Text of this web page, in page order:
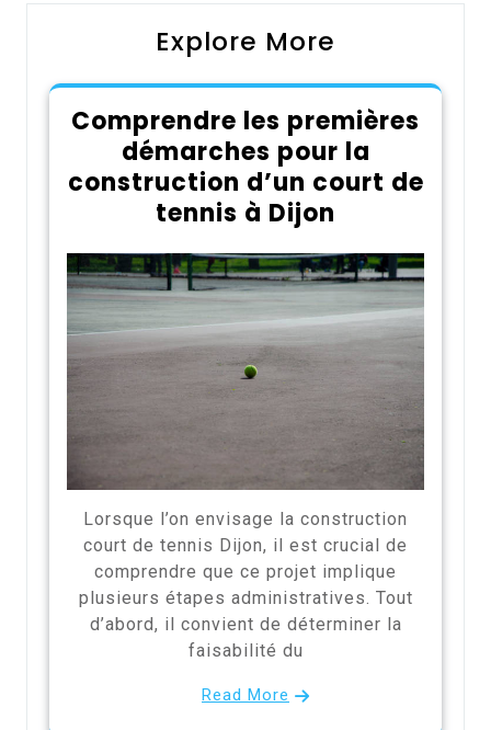
Explore More
Comprendre les premières
démarches pour la
construction d’un court de
tennis à Dijon
Lorsque l’on envisage la construction
court de tennis Dijon, il est crucial de
comprendre que ce projet implique
plusieurs étapes administratives. Tout
d’abord, il convient de déterminer la
faisabilité du
Read More